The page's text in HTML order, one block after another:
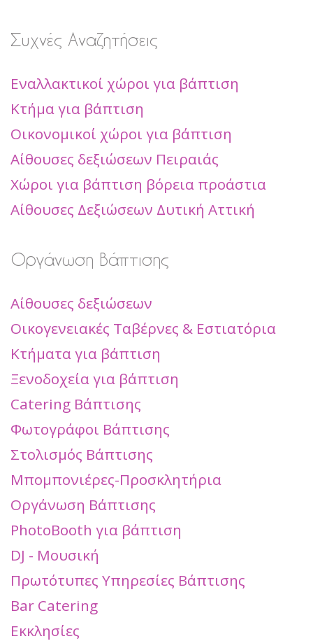
Συχνές Αναζητήσεις
Εναλλακτικοί χώροι για βάπτιση
Κτήμα για βάπτιση
Οικονομικοί χώροι για βάπτιση
Αίθουσες δεξιώσεων Πειραιάς
Χώροι για βάπτιση βόρεια προάστια
Αίθουσες Δεξιώσεων Δυτική Αττική
Οργάνωση Βάπτισης
Αίθουσες δεξιώσεων
Οικογενειακές Ταβέρνες & Εστιατόρια
Κτήματα για βάπτιση
Ξενοδοχεία για βάπτιση
Catering Βάπτισης
Φωτογράφοι Βάπτισης
Στολισμός Βάπτισης
Μπομπονιέρες-Προσκλητήρια
Οργάνωση Βάπτισης
PhotoBooth για βάπτιση
DJ - Μουσική
Πρωτότυπες Υπηρεσίες Βάπτισης
Bar Catering
Εκκλησίες